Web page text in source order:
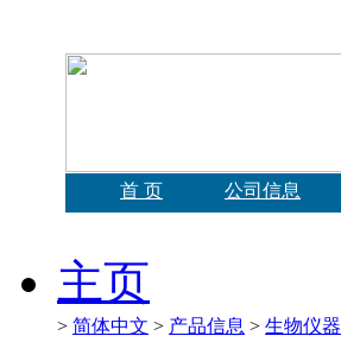
首 页 公司信息
主页
> 简体中文 > 产品信息 > 生物仪器